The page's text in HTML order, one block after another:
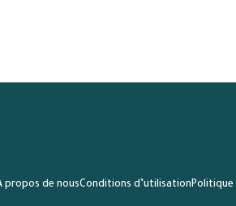
propos de nousConditions d’utilisation